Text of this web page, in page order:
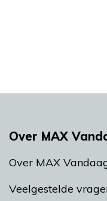
Over MAX
Over MAX
Veelgestelde